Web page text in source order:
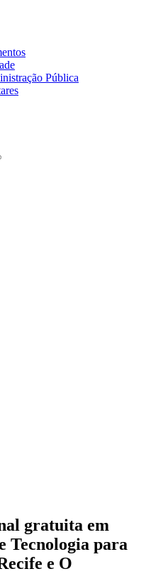
Pública
gratuita em
Tecnologia para
e O